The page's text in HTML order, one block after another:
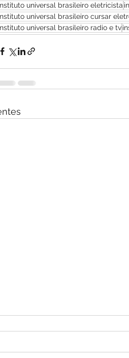
universal brasileiro eletricista
universal brasileiro cursar
universal brasileiro radio e tv